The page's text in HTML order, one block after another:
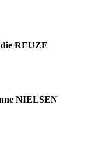
REUZE
NIELSEN